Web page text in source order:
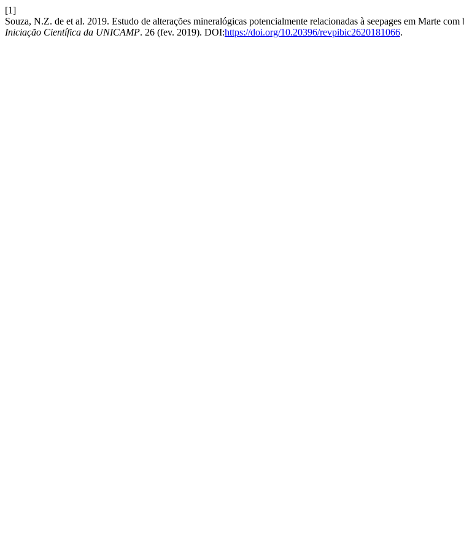
[1]
Souza, N.Z. de et al. 2019. Estudo de alterações mineralógicas potencialmente relacionadas à seepages em Marte
Iniciação Científica da UNICAMP. 26 (fev. 2019). DOI:https://doi.org/10.20396/revpibic2620181066.